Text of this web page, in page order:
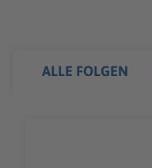
ALLE FOLGEN